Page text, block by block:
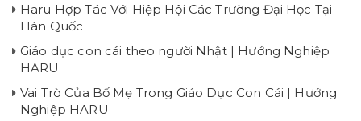
Haru Hợp Tác Với Hiệp Hội Các Trường Đại Học Tại
Hàn Quốc
Giáo dục con cái theo người Nhật | Hướng Nghiệp
HARU
Vai Trò Của Bố Mẹ Trong Giáo Dục Con Cái | Hướng
Nghiệp HARU